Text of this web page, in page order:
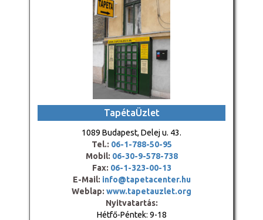
TapétaÜzlet
1089 Budapest, Delej u. 43.
Tel.: 06-1-788-50-95
Mobil: 06-30-9-578-738
Fax: 06-1-323-00-13
E-Mail: info@tapetacenter.hu
Weblap: www.tapetauzlet.org
Nyitvatartás:
Hétfő-Péntek: 9-18